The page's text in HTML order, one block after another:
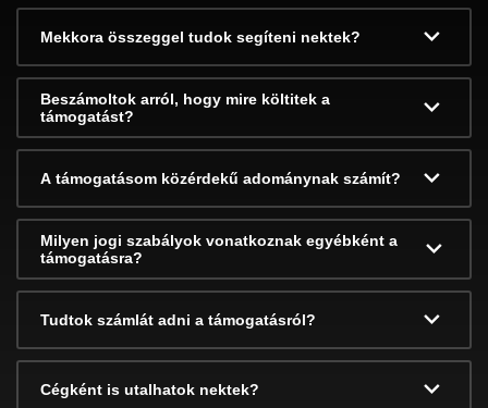
Mekkora összeggel tudok segíteni nektek?
Beszámoltok arról, hogy mire költitek a
támogatást?
A támogatásom közérdekű adománynak számít?
Milyen jogi szabályok vonatkoznak egyébként a
támogatásra?
Tudtok számlát adni a támogatásról?
Cégként is utalhatok nektek?